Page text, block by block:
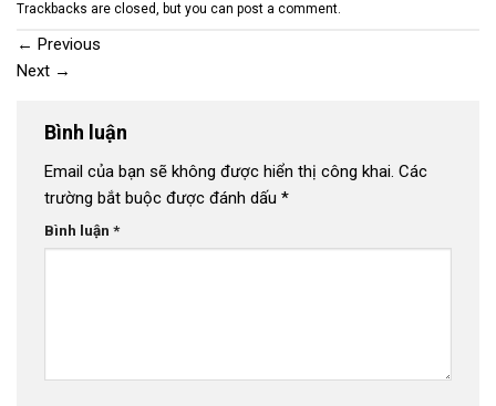
Trackbacks are closed, but you can post a comment.
← Previous
Next →
Bình luận
Email của bạn sẽ không được hiển thị công khai. Các
trường bắt buộc được đánh dấu *
Bình luận *